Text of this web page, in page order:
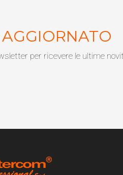
AGGIORNATO
per ricevere le ultime